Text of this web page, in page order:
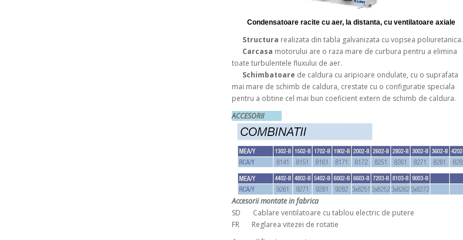
Condensatoare racite cu aer, la distanta, cu ventilatoare axiale
Structura realizata din tabla galvanizata cu vopsea poliuretanica.
Carcasa motorului are o raza mare de curbura pentru a elimina
toate turbulentele fluxului de aer.
Schimbatoare de caldura cu aripioare ondulate, cu o suprafata
mai mare de schimb de caldura, crestate cu o configuratie speciala
pentru a obtine cel mai bun coeficient extern de schimb de caldura.
ACCESORII
Accesorii montate in fabrica
SD Cablare ventilatoare cu tablou electric de putere
FR Reglarea vitezei de rotatie